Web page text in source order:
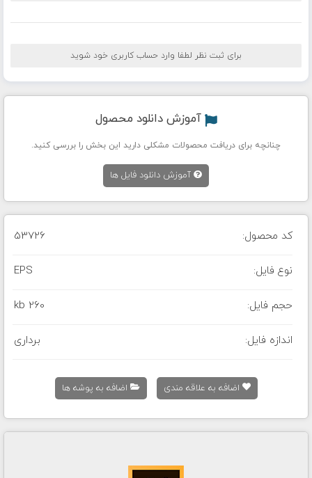
برای ثبت نظر لطفا وارد حساب کاربری خود شوید
آموزش دانلود محصول
چنانچه برای دریافت محصولات مشکلی دارید این بخش را بررسی کنید.
آموزش دانلود فایل ها
کد محصول: 53726
نوع فایل: EPS
حجم فایل: 260 kb
اندازه فایل: برداری
اضافه به علاقه مندی اضافه به پوشه ها